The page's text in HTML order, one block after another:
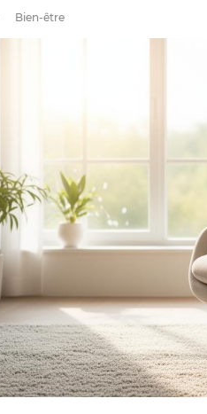
Bien-être